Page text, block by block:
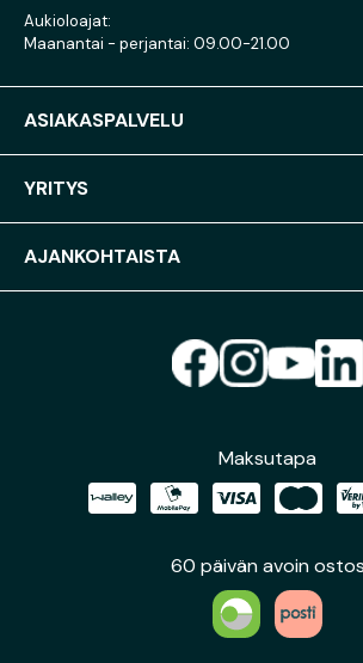
Aukioloajat:
Maanantai - perjantai: 09.00-21.00
ASIAKASPALVELU
YRITYS
AJANKOHTAISTA
Maksutapa
60 päivän avoin ostos